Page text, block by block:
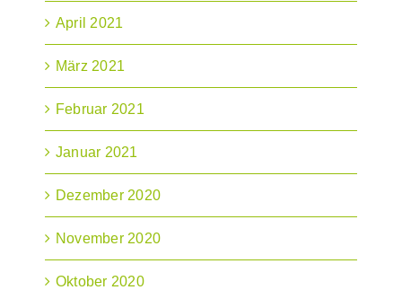
April 2021
März 2021
Februar 2021
Januar 2021
Dezember 2020
November 2020
Oktober 2020